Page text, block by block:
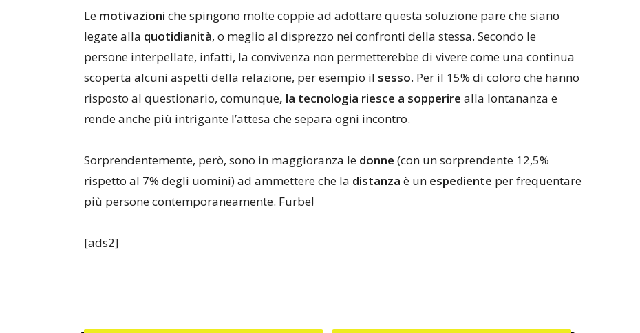
Le motivazioni che spingono molte coppie ad adottare questa soluzione pare che siano
legate alla quotidianità, o meglio al disprezzo nei confronti della stessa. Secondo le
persone interpellate, infatti, la convivenza non permetterebbe di vivere come una continua
scoperta alcuni aspetti della relazione, per esempio il sesso. Per il 15% di coloro che hanno
risposto al questionario, comunque, la tecnologia riesce a sopperire alla lontananza e
rende anche più intrigante l’attesa che separa ogni incontro.
Sorprendentemente, però, sono in maggioranza le donne (con un sorprendente 12,5%
rispetto al 7% degli uomini) ad ammettere che la distanza è un espediente per frequentare
più persone contemporaneamente. Furbe!
[ads2]